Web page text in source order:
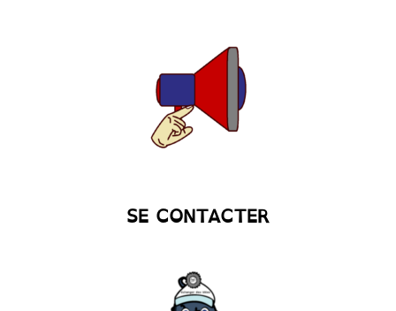
SE CONTACTER